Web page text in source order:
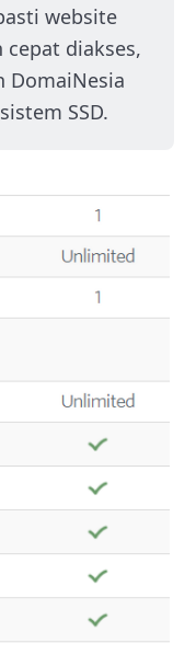
website
cepat diakses,
DomaiNesia
SSD.